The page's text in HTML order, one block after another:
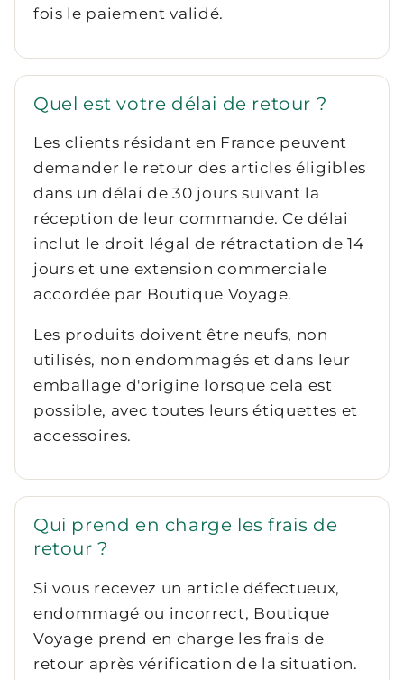
fois le paiement validé.
Quel est votre délai de retour ?
Les clients résidant en France peuvent
demander le retour des articles éligibles
dans un délai de 30 jours suivant la
réception de leur commande. Ce délai
inclut le droit légal de rétractation de 14
jours et une extension commerciale
accordée par Boutique Voyage.
Les produits doivent être neufs, non
utilisés, non endommagés et dans leur
emballage d'origine lorsque cela est
possible, avec toutes leurs étiquettes et
accessoires.
Qui prend en charge les frais de
retour ?
Si vous recevez un article défectueux,
endommagé ou incorrect, Boutique
Voyage prend en charge les frais de
retour après vérification de la situation.